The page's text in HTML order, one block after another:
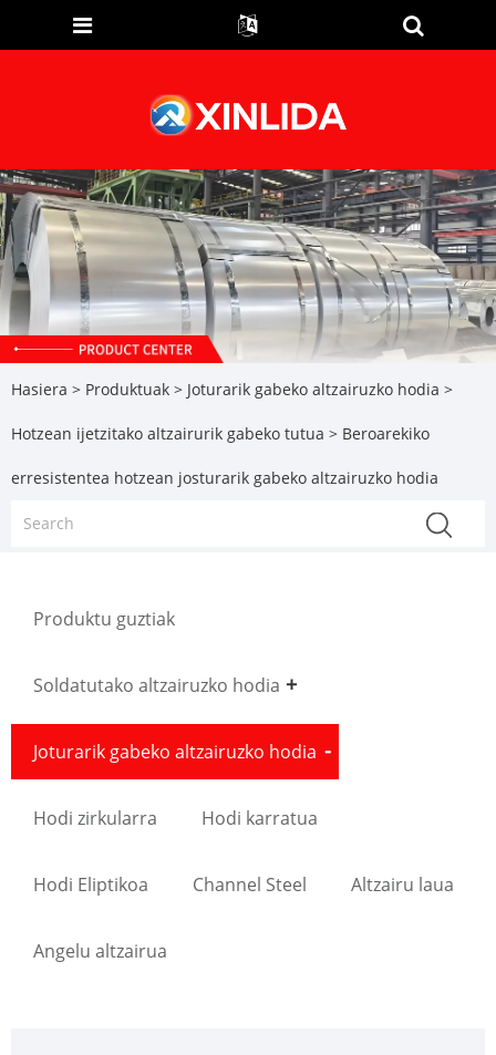
Hasiera > Produktuak > Joturarik gabeko altzairuzko hodia >
Hotzean ijetzitako altzairurik gabeko tutua > Beroarekiko
erresistentea hotzean josturarik gabeko altzairuzko hodia
Produktu guztiak
Soldatutako altzairuzko hodia
Joturarik gabeko altzairuzko hodia
Hodi zirkularra Hodi karratua
Hodi Eliptikoa Channel Steel Altzairu laua
Angelu altzairua